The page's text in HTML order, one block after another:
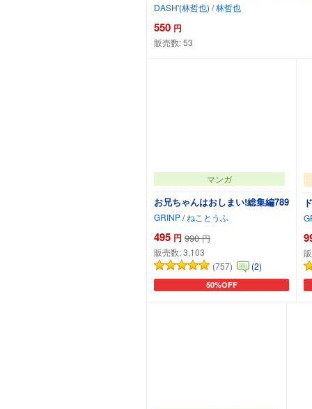
DASH'(林哲也) /林哲也
550 円
販売数:53
マンガ
お兄ちゃんはおしまい!総集編789
GRINP/ねことうふ
495 円 990 円
販売数:3,103
(757)
(2)
50%OFF
カートに追加